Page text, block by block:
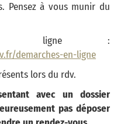
Pensez à vous munir du
en ligne :
demarches-en-ligne
lors du rdv.
avec un dossier
pas déposer